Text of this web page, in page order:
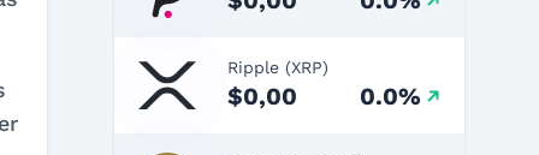
Ripple (XRP)
$0,00 0.0%